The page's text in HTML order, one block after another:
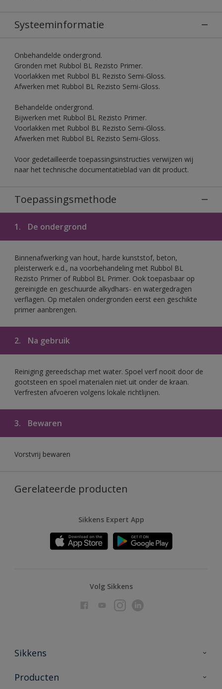
Systeeminformatie
Onbehandelde ondergrond.
Gronden met Rubbol BL Rezisto Primer.
Voorlakken met Rubbol BL Rezisto Semi-Gloss.
Afwerken met Rubbol BL Rezisto Semi-Gloss.
Behandelde ondergrond.
Bijwerken met Rubbol BL Rezisto Primer.
Voorlakken met Rubbol BL Rezisto Semi-Gloss.
Afwerken met Rubbol BL Rezisto Semi-Gloss.
Voor gedetailleerde toepassingsinstructies verwijzen wij
naar het technische documentatieblad van dit product.
Toepassingsmethode
1. De ondergrond
Binnenafwerking van hout, harde kunststof, beton,
pleisterwerk e.d., na voorbehandeling met Rubbol BL
Rezisto Primer of Rubbol BL Primer. Ook toepasbaar op
gereinigde en geschuurde alkydhars- en watergedragen
verflagen. Op metalen ondergronden eerst een geschikte
primer aanbrengen.
2. Na gebruik
Reiniging gereedschap met water. Spoel verf nooit door de
gootsteen en spoel materialen niet uit onder de kraan.
Verfresten afvoeren volgens lokale richtlijnen.
3. Bewaren
Vorstvrij bewaren
Gerelateerde producten
Sikkens Expert App
Volg Sikkens
Sikkens
Over Sikkens
Producten